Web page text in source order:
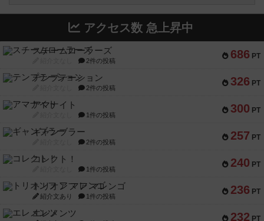
アクセス数 急上昇中
686 PT
スチームローラーズ
2件の投稿
326 PT
テンプテーション
2件の投稿
300 PT
アマナイト
1件の投稿
257 PT
ギャンブラー
2件の投稿
240 PT
コレクト！
1件の投稿
236 PT
トリオンフ ア マレンゴ
紹介文あり 1件の投稿
232 PT
エレメンツ